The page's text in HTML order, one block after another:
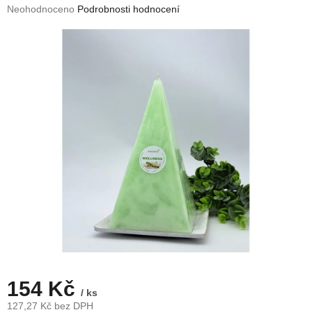
Průměrné
Neohodnoceno Podrobnosti hodnocení
154 Kč / ks
127,27 Kč bez DPH